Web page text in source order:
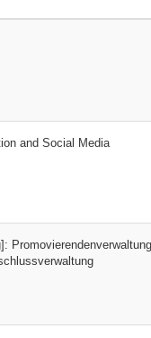
and Social Media